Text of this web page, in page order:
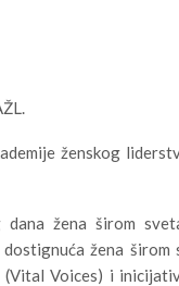
ženskog
dana žena širom
žena širom
Voices) i